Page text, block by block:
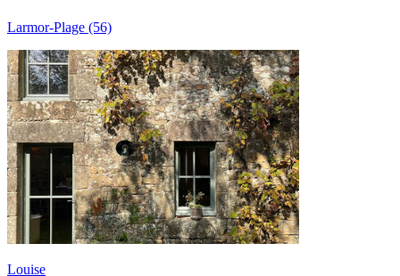
Larmor-Plage (56)
Louise